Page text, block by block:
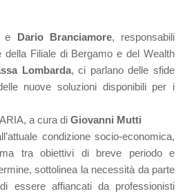
e Dario Branciamore, responsabili
della Filiale di Bergamo e del Wealth
Lombarda, ci parlano delle sfide
nuove soluzioni disponibili per i
a cura di Giovanni Mutti
condizione socio-economica,
tra obiettivi di breve periodo e
sottolinea la necessità da parte
essere affiancati da professionisti